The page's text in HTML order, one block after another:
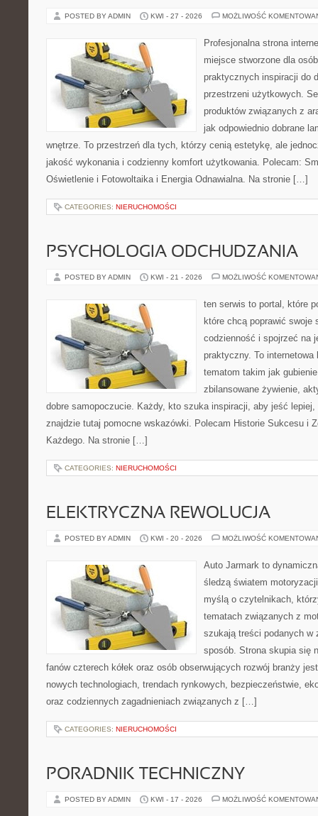
POSTED BY ADMIN KWI - 27 - 2026 MOŻLIWOŚĆ
Profesjonalna strona
miejsce stworzone dla
praktycznych inspiracji do
przestrzeni użytkowych.
produktów związanych z
jak odpowiednio dobrane
wnętrze. To przestrzeń dla tych, którzy cenią estetykę, ale
jakość wykonania i codzienny komfort użytkowania. Polecam:
Oświetlenie i Fotowoltaika i Energia Odnawialna. Na stronie […]
CATEGORIES: NIERUCHOMOŚCI
PSYCHOLOGIA ODCHUDZANIA
POSTED BY ADMIN KWI - 21 - 2026 MOŻLIWOŚĆ
ten serwis to portal, które
które chcą poprawić swoje
codzienność i spojrzeć na
praktyczny. To
tematom takim jak
zbilansowane żywienie,
dobre samopoczucie. Każdy, kto szuka inspiracji, aby jeść
znajdzie tutaj pomocne wskazówki. Polecam Historie Sukcesu i
Każdego. Na stronie […]
CATEGORIES: NIERUCHOMOŚCI
ELEKTRYCZNA REWOLUCJA
POSTED BY ADMIN KWI - 20 - 2026 MOŻLIWOŚĆ
Auto Jarmark to
śledzą światem
myślą o czytelnikach,
tematach związanych z
szukają treści podanych w
sposób. Strona skupia się
fanów czterech kółek oraz osób obserwujących rozwój branży
nowych technologiach, trendach rynkowych, bezpieczeństwie,
oraz codziennych zagadnieniach związanych z […]
CATEGORIES: NIERUCHOMOŚCI
PORADNIK TECHNICZNY
POSTED BY ADMIN KWI - 17 - 2026 MOŻLIWOŚĆ